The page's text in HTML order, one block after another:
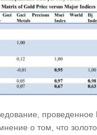
проведенное
о том, что